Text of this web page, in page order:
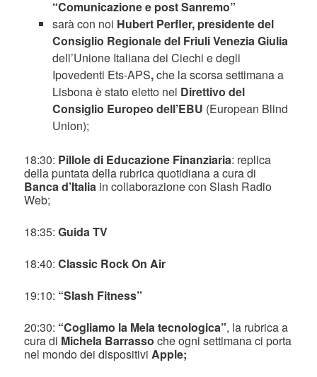
“Comunicazione e post Sanremo”
sarà con noi Hubert Perfler, presidente del
Consiglio Regionale del Friuli Venezia Giulia
dell’Unione Italiana dei Ciechi e degli
Ipovedenti Ets-APS,che la scorsa settimana a
Lisbona è stato eletto nel Direttivo del
Consiglio Europeo dell’EBU (European Blind
Union);
18:30: Pillole di Educazione Finanziaria: replica
della puntata della rubrica quotidiana a cura di
Banca d’Italia in collaborazione con Slash Radio
Web;
18:35:Guida TV
18:40:Classic Rock On Air
19:10: “Slash Fitness”
20:30: “Cogliamo la Mela tecnologica”, la rubrica a
cura di Michela Barrassoche ogni settimana ci porta
nel mondo dei dispositiviApple;